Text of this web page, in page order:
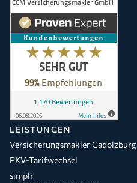
LEISTUNGEN
Versicherungsmakler Cadolzburg
PKV-Tarifwechsel
simplr